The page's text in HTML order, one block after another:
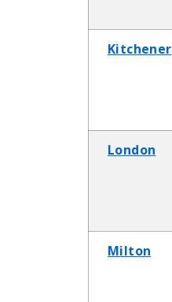
Kitchener
London
Milton